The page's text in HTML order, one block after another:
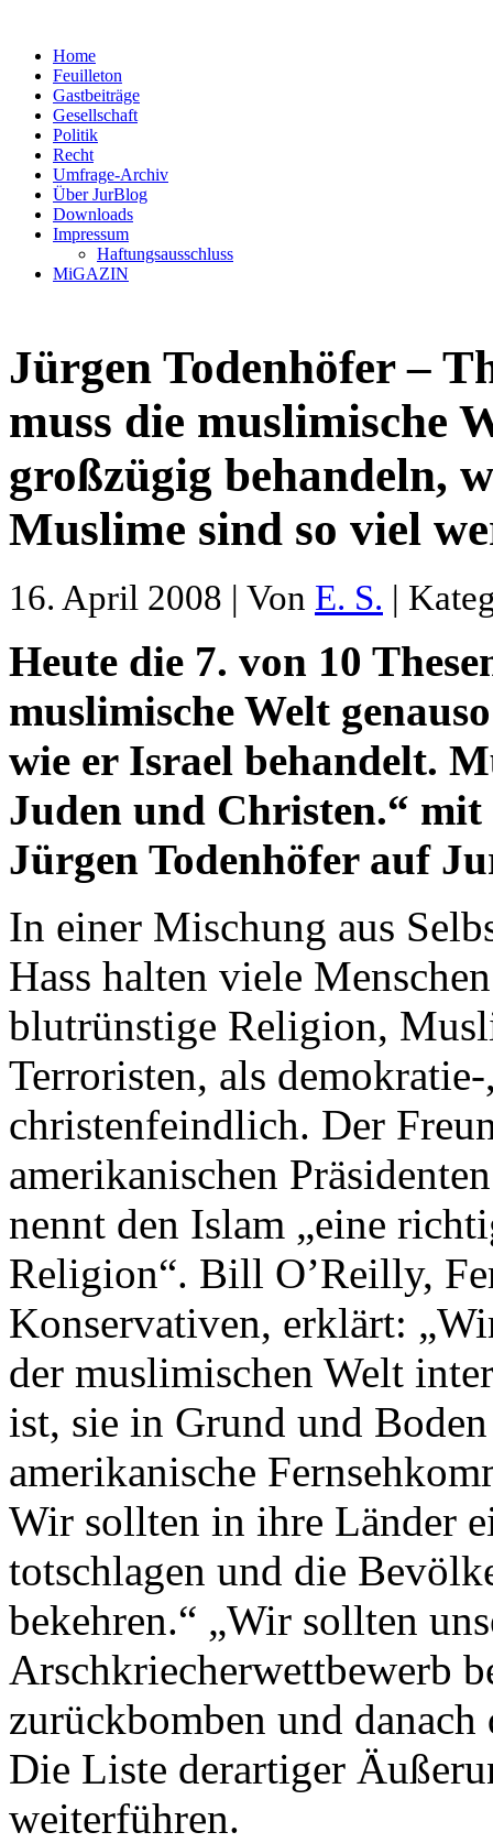
Home
Feuilleton
Gastbeiträge
Gesellschaft
Politik
Recht
Umfrage-Archiv
Über JurBlog
Downloads
Impressum
Haftungsausschluss
MiGAZIN
Jürgen Todenhöfer –
muss die muslimische
großzügig behandeln,
Muslime sind so viel
16. April 2008 | Von E. S. |
Heute die 7. von 10
muslimische Welt
wie er Israel behandelt.
Juden und Christen.“
Jürgen Todenhöfer auf
In einer Mischung aus
Hass halten viele
blutrünstige Religion,
Terroristen, als
christenfeindlich. Der
amerikanischen
nennt den Islam „eine
Religion“. Bill O’Reilly,
Konservativen, erklärt:
der muslimischen Welt
ist, sie in Grund und
amerikanische
Wir sollten in ihre Länder
totschlagen und die
bekehren.“ „Wir sollten
Arschkriecherwettbewerb
zurückbomben und
Die Liste derartiger
weiterführen.